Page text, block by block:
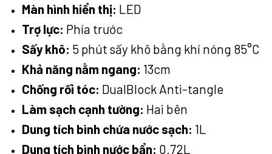
Màn hình hiển thị: LED
Trợ lực: Phía trước
Sấy khô: 5 phút sấy khô bằng khí nóng 85°C
Khả năng nằm ngang: 13cm
Chống rối tóc: DualBlock Anti-tangle
Làm sạch cạnh tường: Hai bên
Dung tích bình chứa nước sạch: 1L
Dung tích bình nước bẩn: 0.72L